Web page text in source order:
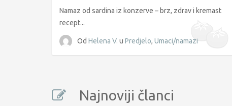
Namaz od sardina iz konzerve – brz, zdrav i kremast
recept...
Od Helena V. u Predjelo, Umaci/namazi
Najnoviji članci